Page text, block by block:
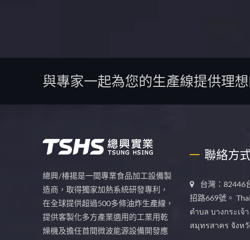
與專家一起為您的生產線提供理
總興/椿揚是一間專業食品加工設備製
造商，取得獨家加熱系統研發專利，
在全球提供超過500多條油炸生產線，
提供客製化多方產業適用的工業用乾
燥機及擔任首間微波能源設備開發應
聯絡方
台灣：82446
招路669號。
ตำบล บางกระเจ้
สมุทรสาคร จังห